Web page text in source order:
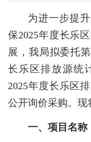
为进一步提
保2025年度长乐
展，我局拟委托
长乐区排放源统
2025年度长乐区
公开询价采购。现
一、项目名称